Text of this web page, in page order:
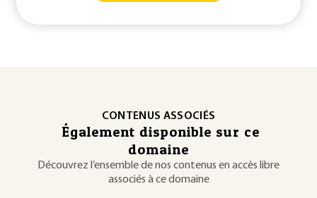
CONTENUS ASSOCIÉS
Également disponible sur ce
domaine
Découvrez l’ensemble de nos contenus en accès libre
associés à ce domaine